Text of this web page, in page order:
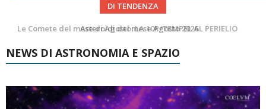
DI TENDENZA
Asteroidi del mese Agosto 2026
NEWS DI ASTRONOMIA E SPAZIO